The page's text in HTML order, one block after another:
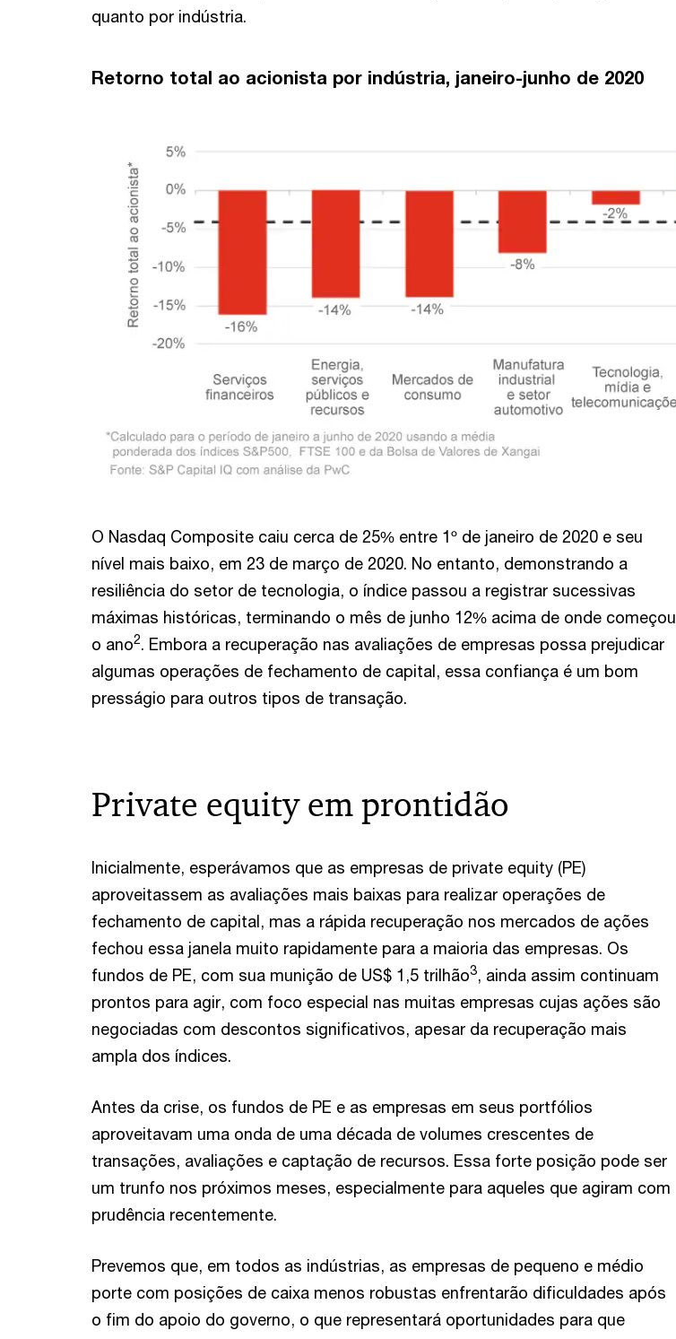
quanto por indústria.
Retorno total ao acionista por indústria, janeiro-junho de 2020
O Nasdaq Composite caiu cerca de 25% entre 1º de janeiro de 2020 e seu
nível mais baixo, em 23 de março de 2020. No entanto, demonstrando a
resiliência do setor de tecnologia, o índice passou a registrar sucessivas
máximas históricas, terminando o mês de junho 12% acima de onde começou
o ano2. Embora a recuperação nas avaliações de empresas possa prejudicar
algumas operações de fechamento de capital, essa confiança é um bom
presságio para outros tipos de transação.
Private equity em prontidão
Inicialmente, esperávamos que as empresas de private equity (PE)
aproveitassem as avaliações mais baixas para realizar operações de
fechamento de capital, mas a rápida recuperação nos mercados de ações
fechou essa janela muito rapidamente para a maioria das empresas. Os
fundos de PE, com sua munição de US$ 1,5 trilhão3, ainda assim continuam
prontos para agir, com foco especial nas muitas empresas cujas ações são
negociadas com descontos significativos, apesar da recuperação mais
ampla dos índices.
Antes da crise, os fundos de PE e as empresas em seus portfólios
aproveitavam uma onda de uma década de volumes crescentes de
transações, avaliações e captação de recursos. Essa forte posição pode ser
um trunfo nos próximos meses, especialmente para aqueles que agiram com
prudência recentemente.
Prevemos que, em todos as indústrias, as empresas de pequeno e médio
porte com posições de caixa menos robustas enfrentarão dificuldades após
o fim do apoio do governo, o que representará oportunidades para que